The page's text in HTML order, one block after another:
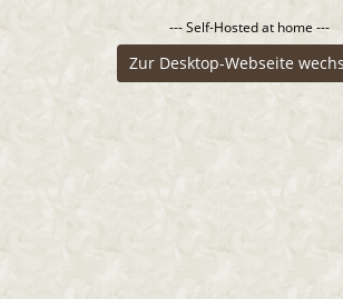
--- Self-Hosted at home ---
Zur Desktop-Webseite